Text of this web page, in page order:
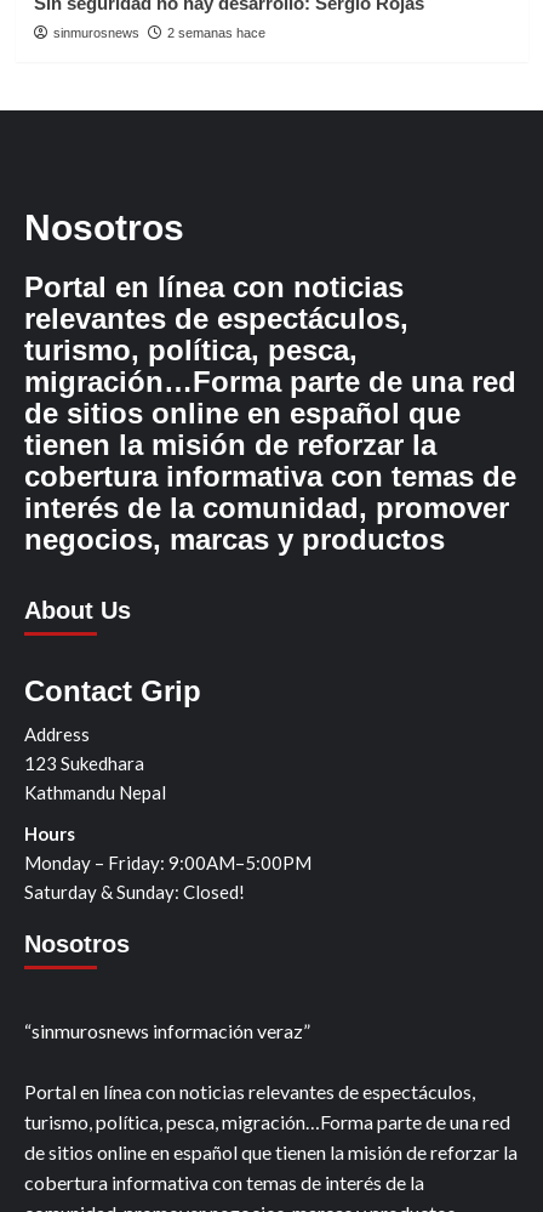
sinmurosnews 2 semanas hace
Nosotros
Portal en línea con noticias
relevantes de espectáculos,
turismo, política, pesca,
migración…Forma parte de una red
de sitios online en español que
tienen la misión de reforzar la
cobertura informativa con temas de
interés de la comunidad, promover
negocios, marcas y productos
About Us
Contact Grip
Address
123 Sukedhara
Kathmandu Nepal
Hours
Monday – Friday: 9:00AM–5:00PM
Saturday & Sunday: Closed!
Nosotros
“sinmurosnews información veraz”
Portal en línea con noticias relevantes de espectáculos,
turismo, política, pesca, migración…Forma parte de una red
de sitios online en español que tienen la misión de reforzar la
cobertura informativa con temas de interés de la